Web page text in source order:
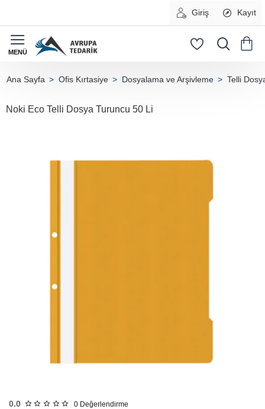
Giriş Kayıt
Ofis Kırtasiye Dosyalama ve Arşivleme Telli
Noki Eco Telli Dosya Turuncu 50 Li
0.0 0 Değerlendirme